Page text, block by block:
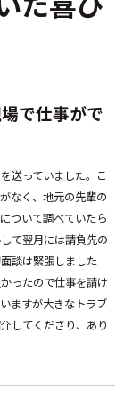
で仕事がで
送っていました。こ
なく、地元の先輩の
ついて調べていたら
て翌月には請負先の
談は緊張しました
ったので仕事を請け
ますが大きなトラブ
してくださり、あり